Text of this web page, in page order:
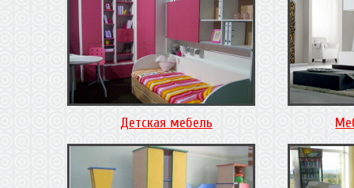
Детская мебель